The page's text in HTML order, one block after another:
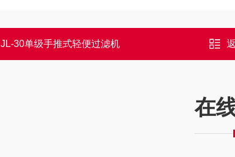
JL-30单级手推式轻便过滤机
在